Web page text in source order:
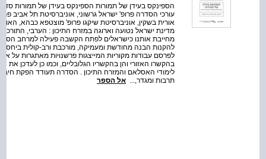
הספינקס בעידן של תמורות הספינקס בעידן של תמורות
עורכי הסדרה פרופ' ישראל גרשוני, אוניברסיטת תל אביב
אורית בשקין, אוניברסיטת שיקגו פרופ' מוצטפא כבהא,
מדינת ישראל נטועה וארוגה במזרח התיכון : הערבי, התורכי
מחייבת אותנו כישראלים לפתח הקשבה פעילה למרחב
להקנות הבנה מחודשת ומעמיקה, מורכבת ורב-קולית ביחס
לפרסם עבודות מקוריות המייצגות פרשנויות מאתגרות על
בהקשרו האזורי והן בהקשריו הגלובליים, וכמו כן לעדכן
לימודי האסלאם והמזרח התיכון . הסדרה תעודד הפקת
תרבות ומגדר,... אל הספר